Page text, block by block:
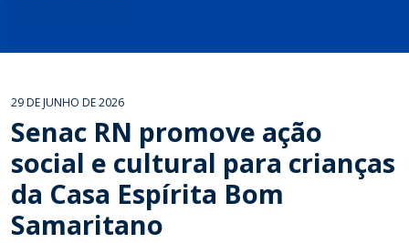
29 DE JUNHO DE 2026
Senac RN promove ação
social e cultural para crianças
da Casa Espírita Bom
Samaritano